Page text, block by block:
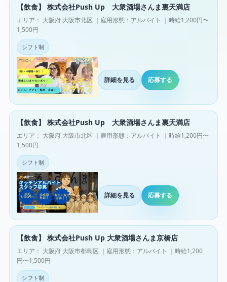
【飲食】 株式会社Push Up 大衆酒場さんま裏天満店
エリア： 大阪府 大阪市北区 ｜雇用形態：アルバイト ｜時給1,200円〜
1,500円
シフト制
詳細を見る 応募する
【飲食】 株式会社Push Up 大衆酒場さんま裏天満店
エリア： 大阪府 大阪市北区 ｜雇用形態：アルバイト ｜時給1,200円〜
1,500円
シフト制
詳細を見る 応募する
【飲食】 株式会社Push Up 大衆酒場さんま京橋店
エリア： 大阪府 大阪市都島区 ｜雇用形態：アルバイト ｜時給1,200
円〜1,500円
シフト制